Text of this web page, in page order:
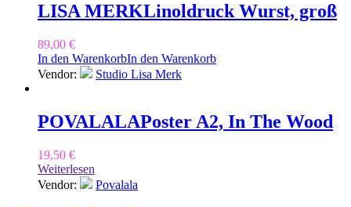
LISA MERKLinoldruck Wurst, groß
89,00 €
In den WarenkorbIn den Warenkorb
Vendor:
Studio Lisa Merk
POVALALAPoster A2, In The Wood
19,50 €
Weiterlesen
Vendor:
Povalala